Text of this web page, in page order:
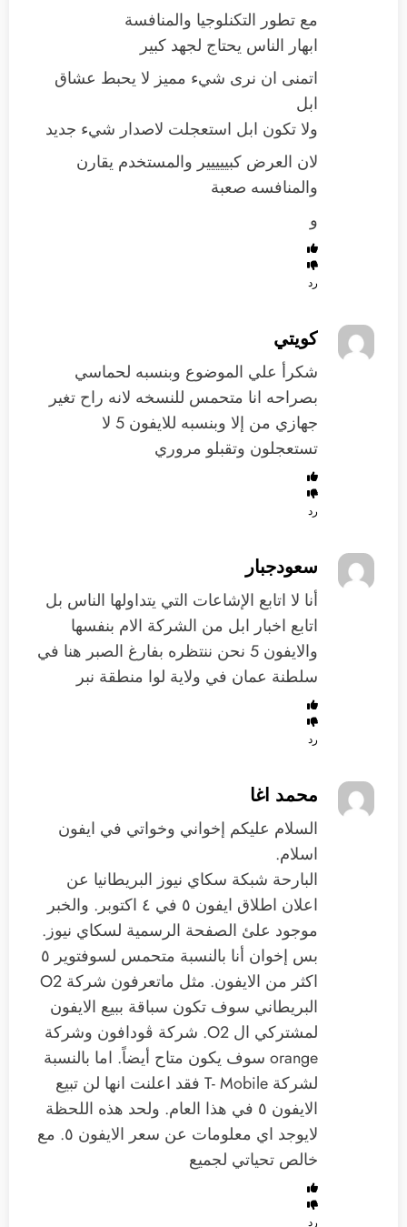
مع تطور التكنلوجيا والمنافسة
ابهار الناس يحتاج لجهد كبير
اتمنى ان نرى شيء مميز لا يحبط عشاق
ابل
ولا تكون ابل استعجلت لاصدار شيء جديد
لان العرض كبييييير والمستخدم يقارن
والمنافسه صعبة
و
رد
كويتي
شكرأ علي الموضوع وبنسبه لحماسي
بصراحه انا متحمس للنسخه لانه راح تغير
جهازي من إلا وبنسبه للايفون 5 لا
تستعجلون وتقبلو مروري
رد
سعودجبار
أنا لا اتابع الإشاعات التي يتداولها الناس بل
اتابع اخبار ابل من الشركة الام بنفسها
والايفون 5 نحن ننتظره بفارغ الصبر هنا في
سلطنة عمان في ولاية لوا منطقة نبر
رد
محمد اغا
السلام عليكم إخواني وخواتي في ايفون
اسلام.
البارحة شبكة سكاي نيوز البريطانيا عن
اعلان اطلاق ايفون ٥ في ٤ اكتوبر. والخبر
موجود علئ الصفحة الرسمية لسكاي نيوز.
بس إخوان أنا بالنسبة متحمس لسوفتوير ٥
اكثر من الايفون. مثل ماتعرفون شركة O2
البريطاني سوف تكون سباقة ببيع الايفون
لمشتركي ال O2. شركة ڤودافون وشركة
orange سوف يكون متاح أيضاً. اما بالنسبة
لشركة T- Mobile فقد اعلنت انها لن تبيع
الايفون ٥ في هذا العام. ولحد هذه اللحظة
لايوجد اي معلومات عن سعر الايفون ٥. مع
خالص تحياتي لجميع
رد